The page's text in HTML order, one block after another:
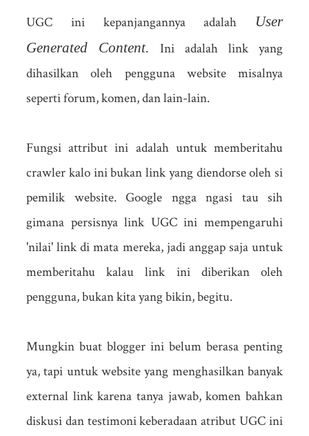
UGC ini kepanjangannya adalah
User
Generated Content. Ini adalah link yang
dihasilkan oleh pengguna website misalnya
seperti forum, komen, dan lain-lain.
Fungsi attribut ini adalah untuk memberitahu
crawler kalo ini bukan link yang diendorse oleh si
pemilik website. Google ngga ngasi tau sih
gimana persisnya link UGC ini mempengaruhi
'nilai' link di mata mereka, jadi anggap saja untuk
memberitahu kalau link ini diberikan oleh
pengguna, bukan kita yang bikin, begitu.
Mungkin buat blogger ini belum berasa penting
ya, tapi untuk website yang menghasilkan banyak
external link karena tanya jawab, komen bahkan
diskusi dan testimoni keberadaan atribut UGC ini